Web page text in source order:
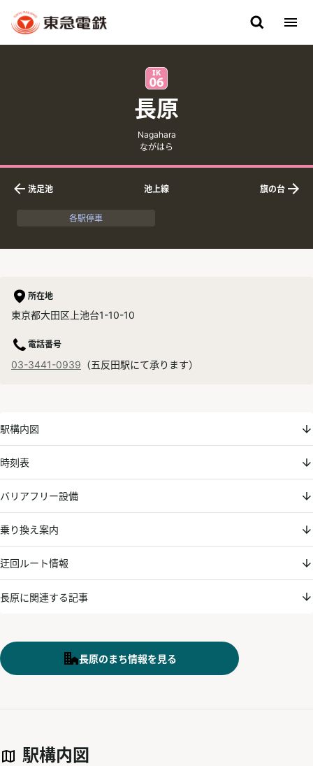
長原
Nagahara
ながはら
池上線
下りの隣接駅
洗足池 上りの隣接駅
旗の台
各駅停車
所在地
東京都大田区上池台1-10-10
電話番号
03-3441-0939 （五反田駅にて承ります）
駅構内図
時刻表
バリアフリー設備
乗り換え案内
迂回ルート情報
長原に関連する記事
長原のまち情報を見る
駅構内図